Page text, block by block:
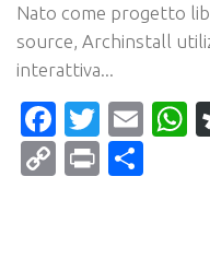
Nato come progetto
source, Archinstall
interattiva...
Facebook
CopyPrint